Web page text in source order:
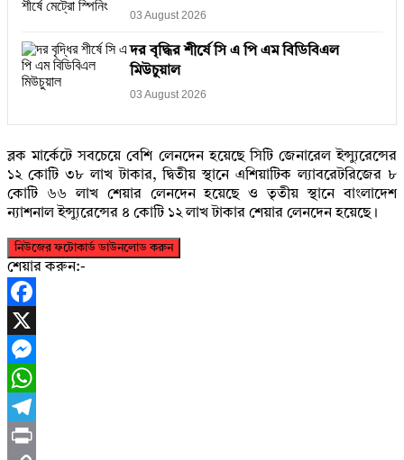
03 August 2026
দর বৃদ্ধির শীর্ষে সি এ পি এম বিডিবিএল
মিউচুয়াল
03 August 2026
ব্লক মার্কেটে সবচেয়ে বেশি লেনদেন হয়েছে সিটি জেনারেল ইন্স্যুরেন্সের
১২ কোটি ৩৮ লাখ টাকার, দ্বিতীয় স্থানে এশিয়াটিক ল্যাবরেটরিজের ৮
কোটি ৬৬ লাখ শেয়ার লেনদেন হয়েছে ও তৃতীয় স্থানে বাংলাদেশ
ন্যাশনাল ইন্স্যুরেন্সের ৪ কোটি ১২ লাখ টাকার শেয়ার লেনদেন হয়েছে।
নিউজের ফটোকার্ড ডাউনলোড করুন
শেয়ার করুন:-
Facebook
X
Messenger
WhatsApp
Telegram